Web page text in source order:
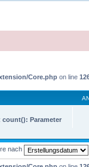
Core.php on line
count(): Parameter
nach